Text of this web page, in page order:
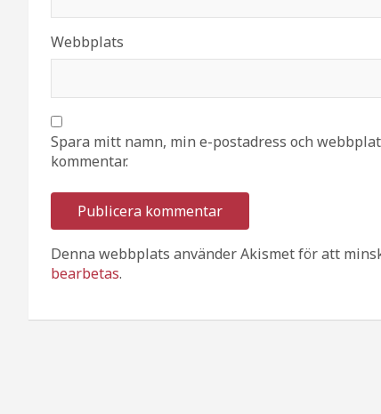
Webbplats
Spara mitt namn, min e-postadress och
kommentar.
Denna webbplats använder Akismet för att
bearbetas.